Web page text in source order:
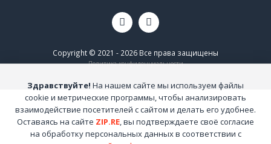
Copyright © 2021 - 2026 Все права защищены
Политика конфиденциальности
Здравствуйте! На нашем сайте мы используем файлы
cookie и метрические программы, чтобы анализировать
взаимодействие посетителей с сайтом и делать его удобнее.
Оставаясь на сайте ZIP.RE, вы подтверждаете своё согласие
на обработку персональных данных в соответствии с